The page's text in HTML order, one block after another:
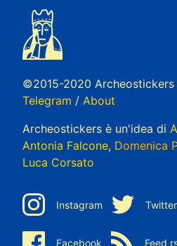
©2015-2020 Archeostickers
Telegram / About
Archeostickers è un'idea di
Antonia Falcone, Domenica
Luca Corsato
Instagram Twitter
Facebook Feed